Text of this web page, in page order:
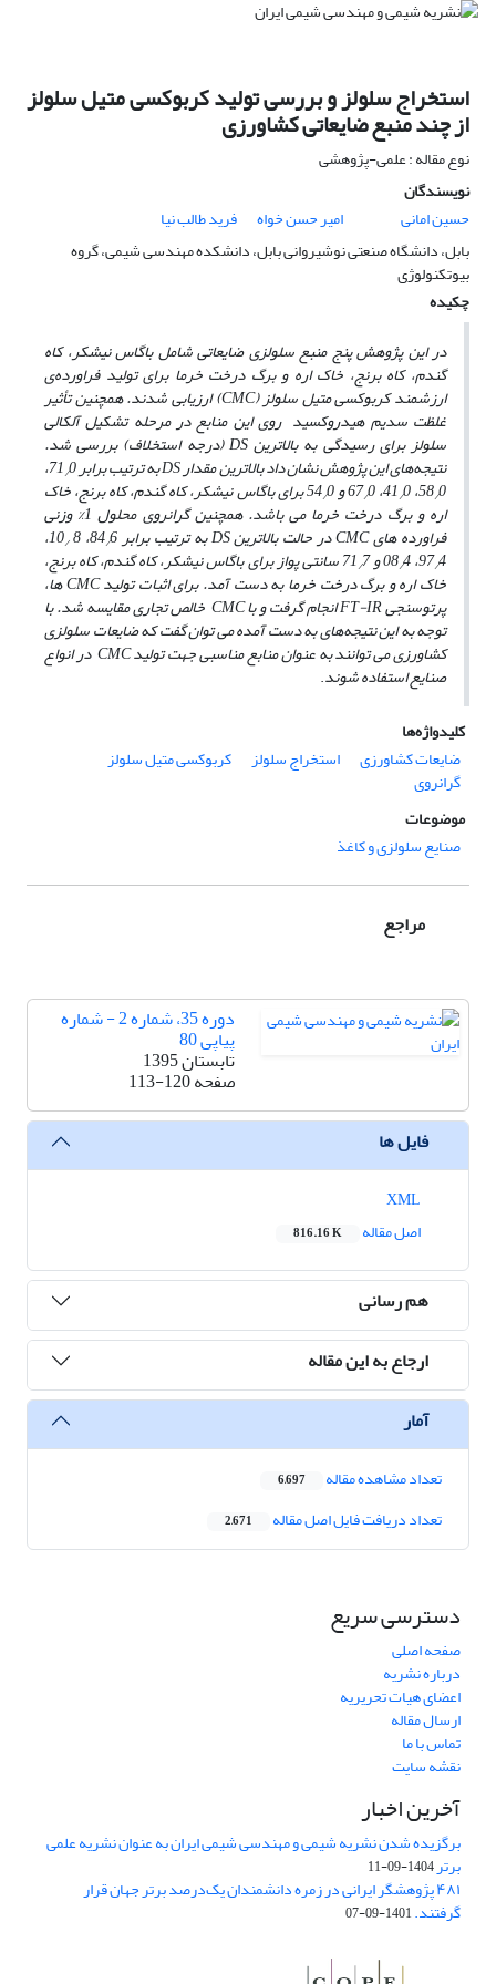
استخراج سلولز و بررسی تولید کربوکسی متیل سلولز
از چند منبع ضایعاتی کشاورزی
نوع مقاله : علمی-پژوهشی
نویسندگان
حسین امانی
امیر حسن خواه
فرید طالب نیا
بابل، دانشگاه صنعتی نوشیروانی بابل، دانشکده مهندسی شیمی، گروه
بیوتکنولوژی
چکیده
در این پژوهش پنج منبع سلولزی ضایعاتی شامل باگاس نیشکر، کاه
گندم، کاه برنج، خاک اره و برگ درخت خرما برای تولید فراورده‌ی
ارزشمند کربوکسی ‌متیل سلولز (CMC) ارزیابی شدند. همچنین تأثیر
غلظت سدیم هیدروکسید روی این منابع در مرحله تشکیل آلکالی
سلولز برای رسیدگی به بالاترین DS (درجه استخلاف) بررسی شد.
نتیجه‌های این پژوهش نشان داد بالاترین مقدار DS به ترتیب برابر 71 / 0،
58/0، 41 /0، 67 /0 و 54 / 0 برای باگاس نیشکر، کاه گندم، کاه برنج، خاک
اره و برگ درخت خرما می باشد. همچنین گرانروی محلول 1% وزنی
فراورده ‌های CMC در حالت بالاترین DS به ترتیب برابر 84 /6، 8 / 10،
97/4، 08 /4 و 71 / 7 سانتی پواز برای باگاس نیشکر، کاه گندم، کاه برنج،
خاک اره و برگ درخت خرما به‌ دست آمد. برای اثبات تولید CMC ها،
پرتو‌سنجی FT-IR انجام گرفت و با CMC خالص تجاری مقایسه شد. با
توجه به این نتیجه‌های به‌ دست آمده می‌ توان گفت که ضایعات سلولزی
کشاورزی می‌ توانند به عنوان منابع مناسبی جهت تولید CMC در انواع
صنایع استفاده شوند.
کلیدواژه‌ها
ضایعات کشاورزی
استخراج سلولز کربوکسی متیل سلولز
گرانروی
موضوعات
صنایع سلولزی و کاغذ
مراجع
دوره 35، شماره 2 - شماره
پیاپی 80
تابستان 1395
صفحه113-120
فایل ها
اصل مقاله
816.16 K
هم رسانی
ارجاع به این مقاله
آمار
تعداد مشاهده مقاله 6,697
تعداد دریافت فایل اصل مقاله 2,671
دسترسی سریع
صفحه اصلی
درباره نشریه
اعضای هیات تحریریه
ارسال مقاله
تماس با ما
نقشه سایت
آخرین اخبار
برگزیده شدن نشریه شیمی و مهندسی شیمی ایران به عنوان نشریه علمی
برتر1404-09-11
۴۸۱ پژوهشگر ایرانی در زمره دانشمندان یک‌درصد برتر جهان قرار
گرفتند.1401-09-07